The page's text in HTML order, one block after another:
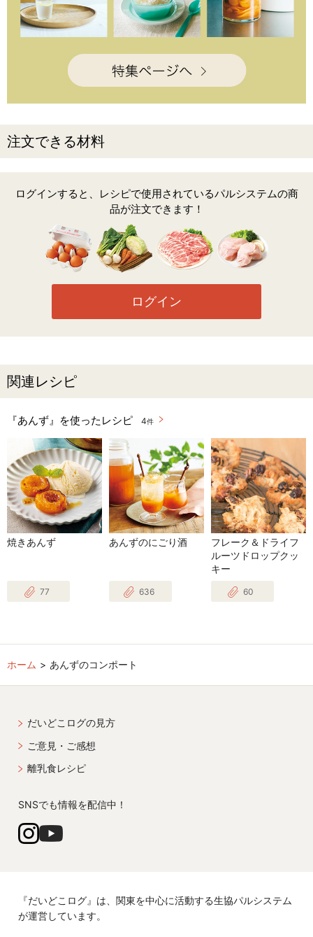
注文できる材料
ログインすると、レシピで使用されているパルシステムの商
品が注文できます！
ログイン
関連レシピ
『あんず』を使ったレシピ 4件
焼きあんず
77
あんずのにごり酒
636
フレーク＆ドライフ
ルーツドロップクッ
キー
60
ホーム あんずのコンポート
だいどこログの見方
ご意見・ご感想
離乳食レシピ
SNSでも情報を配信中！
『だいどこログ』は、関東を中心に活動する生協パルシステム
が運営しています。